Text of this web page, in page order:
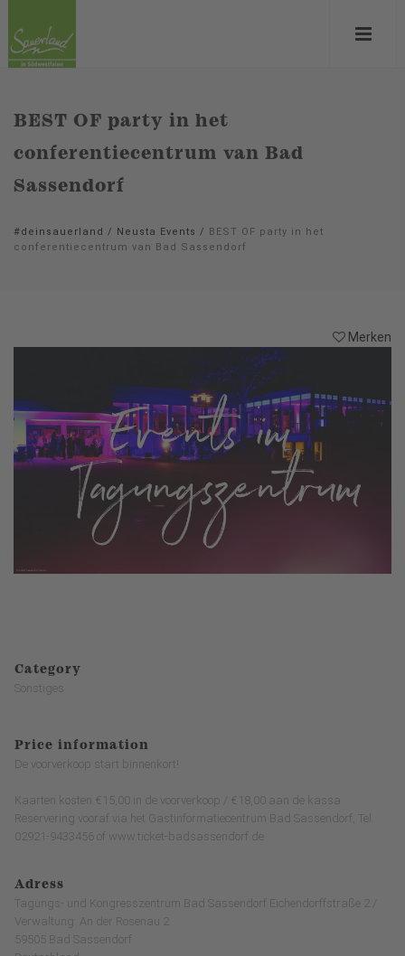
BEST OF party in het
conferentiecentrum van Bad
Sassendorf
#deinsauerland / Neusta Events / BEST OF party in het
conferentiecentrum van Bad Sassendorf
Merken
Category
Sonstiges
Price information
De voorverkoop start binnenkort!
Kaarten kosten €15,00 in de voorverkoop / €18,00 aan de kassa
Reservering vooraf via het Gastinformatiecentrum Bad Sassendorf, Tel.
02921-9433456 of www.ticket-badsassendorf.de
Adress
Tagungs- und Kongresszentrum Bad Sassendorf Eichendorffstraße 2 /
Verwaltung: An der Rosenau 2
59505 Bad Sassendorf